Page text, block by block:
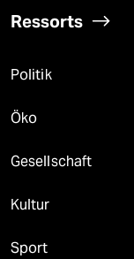
Ressorts
Politik
Öko
Gesellschaft
Kultur
Sport